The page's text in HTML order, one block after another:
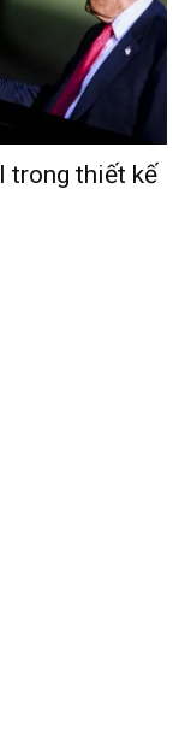
trong thiết kế